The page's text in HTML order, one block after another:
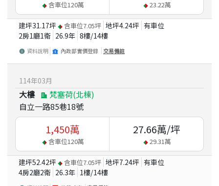
含車位120萬 23.22萬
建坪31.17坪 含車位7.05坪 地坪4.24坪 有車位
2房1廳1衛 26.9年 8樓/14樓
資料說明 內政部實價登錄 交易備註
114年03月
大樓
梵塞荷(北棟)
自立一路85巷18號
1,450萬
含車位120萬
27.66萬/坪
29.31萬
建坪52.42坪 含車位7.05坪 地坪7.24坪 有車位
4房2廳2衛 26.3年 1樓/14樓